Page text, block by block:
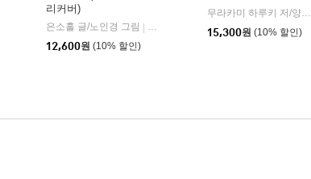
리커버)
은소홀 글/노인경 그림
문학동네
12,600원 (10% 할인)
무라카미 하루키 저/양억관 역
15,300원 (10% 할인)